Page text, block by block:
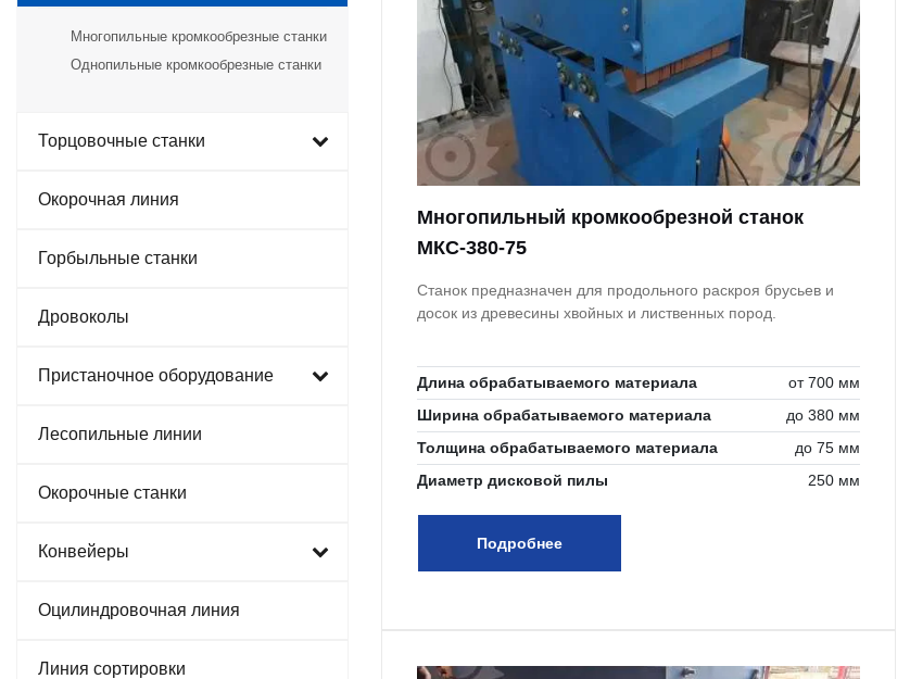
Многопильные кромкообрезные станки
Однопильные кромкообрезные станки
Торцовочные станки
Окорочная линия
Горбыльные станки
Дровоколы
Пристаночное оборудование
Лесопильные линии
Окорочные станки
Конвейеры
Оцилиндровочная линия
Линия сортировки
Многопильный кромкообрезной станок
МКС-380-75
Станок предназначен для продольного раскроя брусьев и
досок из древесины хвойных и лиственных пород.
Длина обрабатываемого материала
от 700 мм
Ширина обрабатываемого материала
до 380 мм
Толщина обрабатываемого материала
до 75 мм
Диаметр дисковой пилы
250 мм
Подробнее